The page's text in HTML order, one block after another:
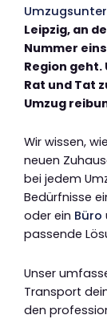
Leipzig, an
Nummer
Region
Rat und Tat
Umzug
Wir wissen,
neuen
bei jedem
Bedürfnisse
oder ein Büro
passende
Unser
Transport
den